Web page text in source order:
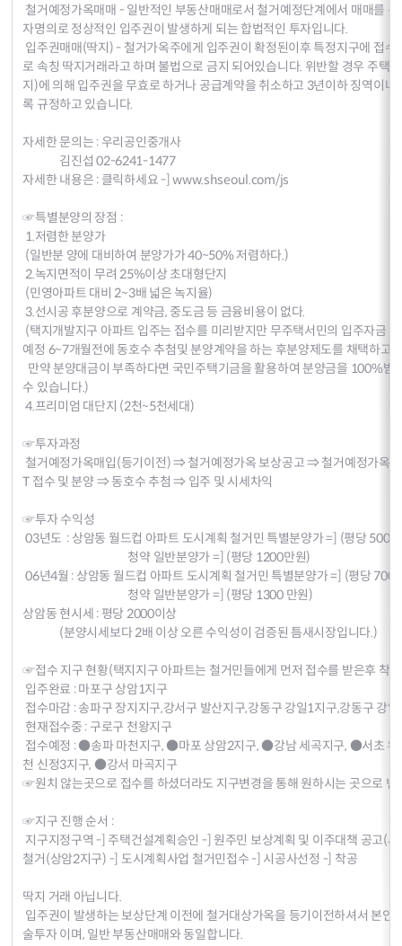
철거예정가옥매매 - 일반적인 부동산매매로서 철거예정단계에서 매매를
자명의로 정상적인 입주권이 발생하게 되는 합법적인 투자입니다.
입주권매매(딱지) - 철거가옥주에게 입주권이 확정된이후 특정지구에 접수
로 속칭 딱지거래라고 하며 불법으로 금지 되어있습니다. 위반할 경우 주택
지)에 의해 입주권을 무효로 하거나 공급계약을 취소하고 3년이하 징역이
록 규정하고 있습니다.
자세한 문의는 : 우리공인중개사
김진섭 02-6241-1477
자세한 내용은 : 클릭하세요 -] www.shseoul.com/js
☞특별분양의 장점 :
1.저렴한 분양가
(일반분 양에 대비하여 분양가가 40~50% 저렴하다.)
2.녹지면적이 무려 25%이상 초대형단지
(민영아파트 대비 2~3배 넓은 녹지율)
3.선시공 후분양으로 계약금, 중도금 등 금융비용이 없다.
(택지개발지구 아파트 입주는 접수를 미리받지만 무주택서민의 입주자금
예정 6~7개월전에 동호수 추첨및 분양계약을 하는 후분양제도를 채택하고
만약 분양대금이 부족하다면 국민주택기금을 활용하여 분양금을 100%받
수 있습니다.)
4.프리미엄 대단지 (2천~5천세대)
☞투자과정
철거예정가옥매입(등기이전) ⇒ 철거예정가옥 보상공고 ⇒ 철거예정가옥
T 접수 및 분양 ⇒ 동호수 추첨 ⇒ 입주 및 시세차익
☞투자 수익성
03년도 : 상암동 월드컵 아파트 도시계획 철거민 특별분양가 =] (평당 500
청약 일반분양가 =] (평당 1200만원)
06년4월 : 상암동 월드컵 아파트 도시계획 철거민 특별분양가 =] (평당 700
청약 일반분양가 =] (평당 1300 만원)
상암동 현시세 : 평당 2000이상
(분양시세보다 2배 이상 오른 수익성이 검증된 틈새시장입니다.)
☞접수 지구 현황(택지지구 아파트는 철거민들에게 먼저 접수를 받은후 착
입주완료 : 마포구 상암1지구
접수마감 : 송파구 장지지구,강서구 발산지구,강동구 강일1지구,
현재접수중 : 구로구 천왕지구
접수예정 : ●송파 마천지구, ●마포 상암2지구, ●강남 세곡지구, ●서초
천 신정3지구, ●강서 마곡지구
☞원치 않는곳으로 접수를 하셨더라도 지구변경을 통해 원하시는 곳으로 변
☞지구 진행 순서 :
지구지정구역 -] 주택건설계획승인 -] 원주민 보상계획 및 이주대책 공고(
철거(상암2지구) -] 도시계획사업 철거민접수 -] 시공사선정 -] 착공
딱지 거래 아닙니다.
입주권이 발생하는 보상단계 이전에 철거대상가옥을 등기이전하셔서 본인
술투자 이며, 일반 부동산매매와 동일합니다.